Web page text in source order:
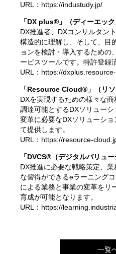
URL： https://industudy.jp/
「DX plus®」（ディーエック
DX推進者、DXコンサルタン
構造的に理解し、そして、目
ョンを検討・導入するための
ービスツールです。特許登録
URL： https://
「Resource Cloud®」（リソ
DXを実現するための様々な
調達可能とするDXソリューシ
変革に必要なDXソリューシ
て提供します。
URL： https://resource-
「DVCS®（デジタルバリュ
DX推進に必要な戦略策定、
な習得ができるeラーニング
による業務と事業の変革をリ
育成が可能となります。
URL： https://
一覧